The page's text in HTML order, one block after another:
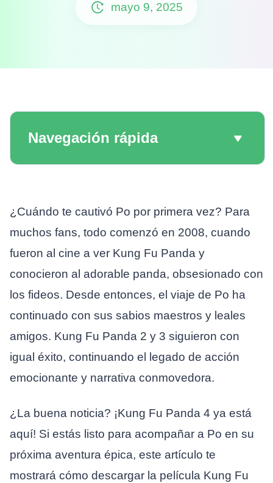
mayo 9, 2025
Navegación rápida
¿Cuándo te cautivó Po por primera vez? Para
muchos fans, todo comenzó en 2008, cuando
fueron al cine a ver Kung Fu Panda y
conocieron al adorable panda, obsesionado con
los fideos. Desde entonces, el viaje de Po ha
continuado con sus sabios maestros y leales
amigos. Kung Fu Panda 2 y 3 siguieron con
igual éxito, continuando el legado de acción
emocionante y narrativa conmovedora.
¿La buena noticia? ¡Kung Fu Panda 4 ya está
aquí! Si estás listo para acompañar a Po en su
próxima aventura épica, este artículo te
mostrará cómo descargar la película Kung Fu